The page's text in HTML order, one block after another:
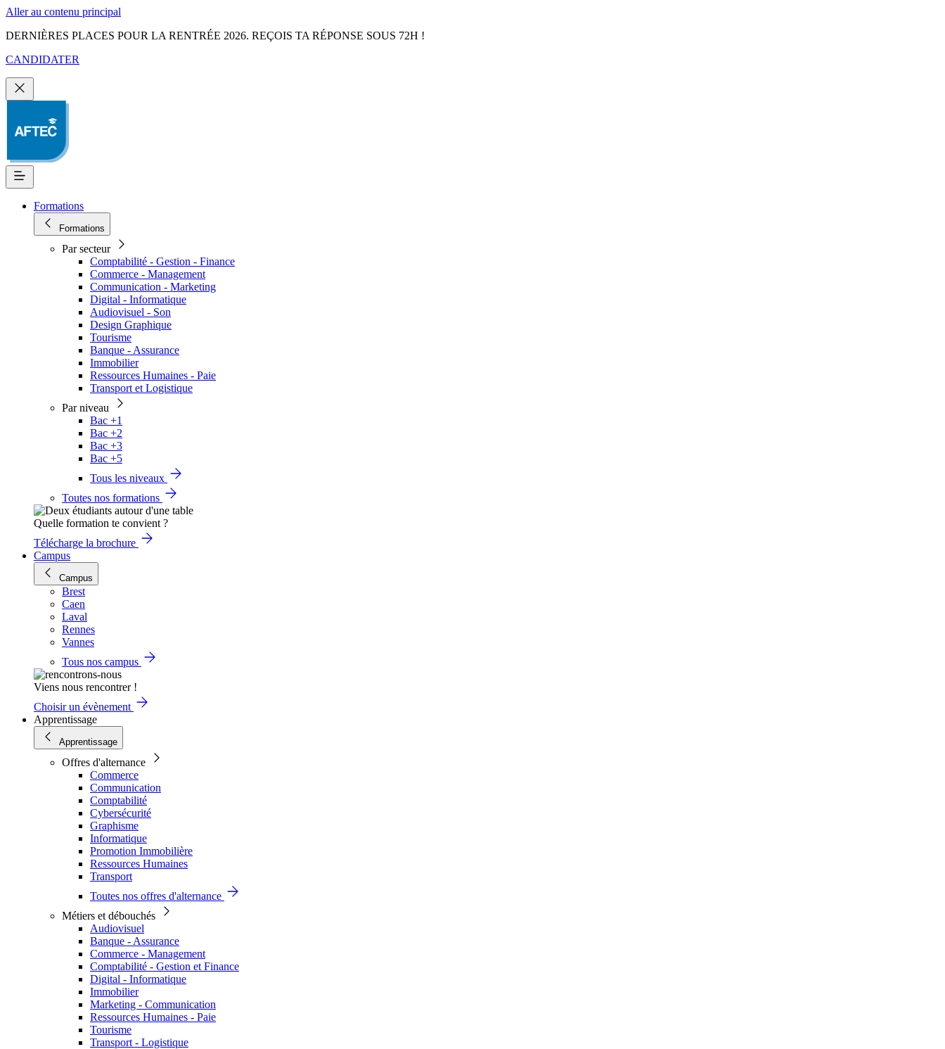
Aller au contenu principal
DERNIÈRES PLACES POUR LA RENTRÉE 2026. REÇOIS TA RÉPONSE SOUS 72H !
CANDIDATER
Formations
Formations
Par secteur
Comptabilité - Gestion - Finance
Commerce - Management
Communication - Marketing
Digital - Informatique
Audiovisuel - Son
Design Graphique
Tourisme
Banque - Assurance
Immobilier
Ressources Humaines - Paie
Transport et Logistique
Par niveau
Bac +1
Bac +2
Bac +3
Bac +5
Tous les niveaux
Toutes nos formations
Quelle formation te convient ?
Télécharge la brochure
Campus
Campus
Brest
Caen
Laval
Rennes
Vannes
Tous nos campus
Viens nous rencontrer !
Choisir un évènement
Apprentissage
Apprentissage
Offres d'alternance
Commerce
Communication
Comptabilité
Cybersécurité
Graphisme
Informatique
Promotion Immobilière
Ressources Humaines
Transport
Toutes nos offres d'alternance
Métiers et débouchés
Audiovisuel
Banque - Assurance
Commerce - Management
Comptabilité - Gestion et Finance
Digital - Informatique
Immobilier
Marketing - Communication
Ressources Humaines - Paie
Tourisme
Transport - Logistique